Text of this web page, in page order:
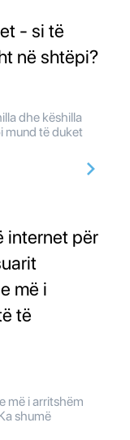
- si të
në shtëpi?
dhe këshilla
mund të duket
internet për
më i
të
më i arritshëm
shumë